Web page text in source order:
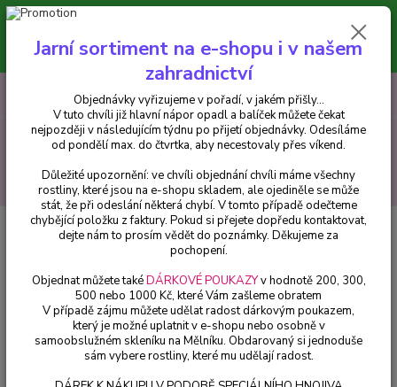
Minimální hodnota pro odeslání z e-shopu je 300 Kč.
V tuto chvíli již hlavní nápor objednávek opadl a balíček můžete čekat
nejpozději v následujícím týdnu po přijetí objednávky. Objednávky
vyřizujeme v pořadí, v jakém přišly...
Menu
CZK
Hledat
+420 602 223 614
Úvod Fuchsie
Liesbeth Fuchsie (Šl. Marcel Michiels, 2006) - cena na
Liesbeth Fuchsie (Šl. Marcel
Michiels, 2006) - cena na
prodejně
Jarní sortiment na e-shopu i v našem
zahradnictví
Objednávky vyřizujeme v pořadí, v jakém přišly...
V tuto chvíli již hlavní nápor opadl a balíček můžete čekat
nejpozději v následujícím týdnu po přijetí objednávky. Odesíláme
od pondělí max. do čtvrtka, aby necestovaly přes víkend.
Důležité upozornění: ve chvíli objednání chvíli máme všechny
rostliny, které jsou na e-shopu skladem, ale ojediněle se může
stát, že při odeslání některá chybí. V tomto případě odečteme
chybějící položku z faktury. Pokud si přejete dopředu kontaktovat,
dejte nám to prosím vědět do poznámky. Děkujeme za
pochopení.
Objednat můžete takéDÁRKOVÉ POUKAZYv hodnotě 200, 300,
500 nebo 1000 Kč, které Vám zašleme obratem
V případě zájmu můžete udělat radost dárkovým poukazem,
který je možné uplatnit v e-shopu nebo osobně v
samoobslužném skleníku na Mělníku. Obdarovaný si jednoduše
sám vybere rostliny, které mu udělají radost.